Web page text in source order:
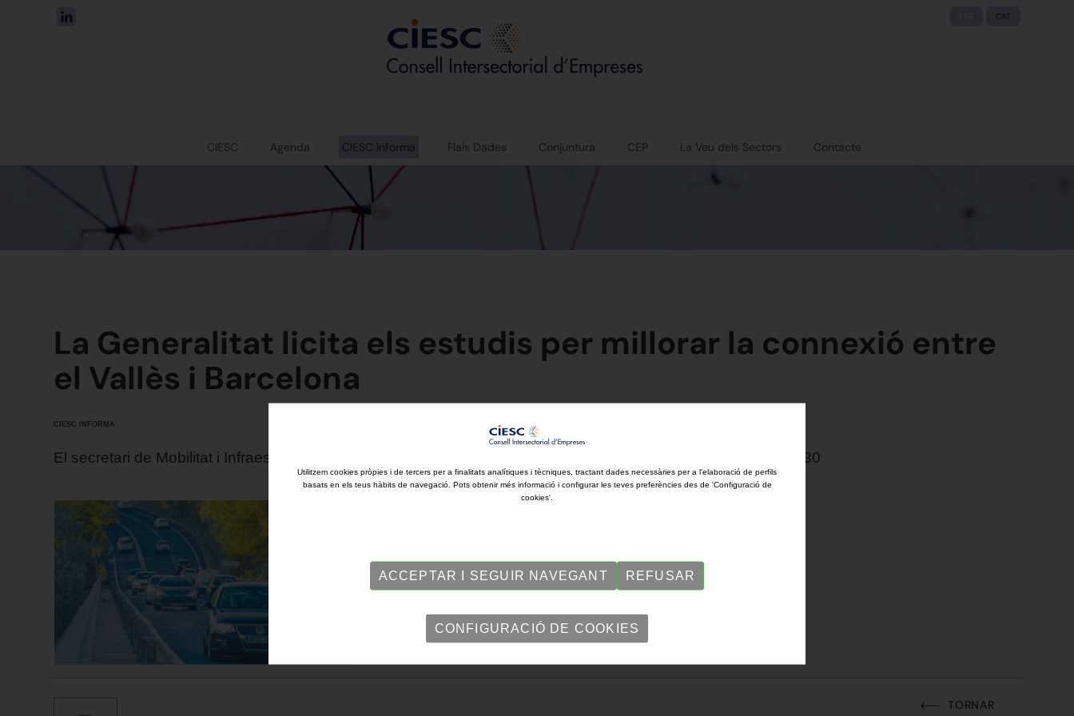
CAT
CIESC Agenda CIESC Informa Flaix Dades Conjuntura CEP La Veu dels Sectors Contacte
La Generalitat licita els estudis per millorar la connexió entre
el Vallès i Barcelona
CIESC INFORMA
El secretari de Mobilitat i Infraestructures, Manel Nadal, també ha anunciat que perllongarà el PEMV fins al 2030
TORNAR
Utilitzem cookies pròpies i de tercers per a finalitats analítiques i tècniques, tractant dades necessàries per a l'elaboració de perfils
basats en els teus hàbits de navegació. Pots obtenir més informació i configurar les teves preferències des de 'Configuració de
cookies'.
ACCEPTAR I SEGUIR NAVEGANT REFUSAR
CONFIGURACIÓ DE COOKIES